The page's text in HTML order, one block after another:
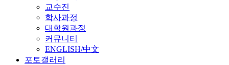
교수진
학사과정
대학원과정
커뮤니티
ENGLISH/中文
포토갤러리